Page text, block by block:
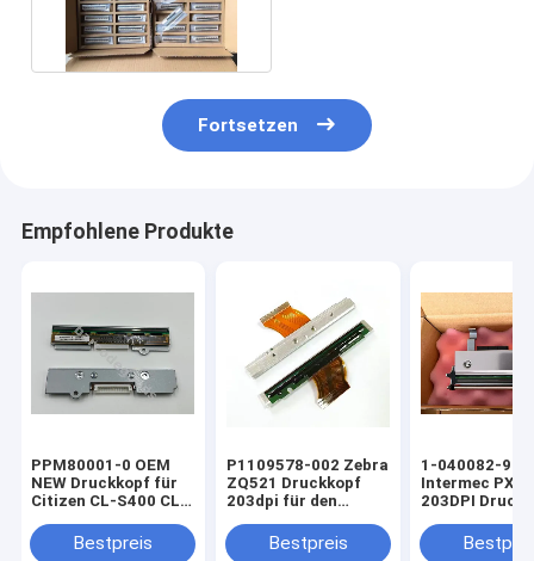
Fortsetzen
Empfohlene Produkte
PPM80001-0 OEM
NEW Druckkopf für
Citizen CL-S400 CL-
Thermaldrucker
203dpi
Bestpreis
P1109578-002 Zebra
ZQ521 Druckkopf
203dpi für den
Etikettendrucker
Bestpreis
1-040082-900
Intermec PX4i
203DPI